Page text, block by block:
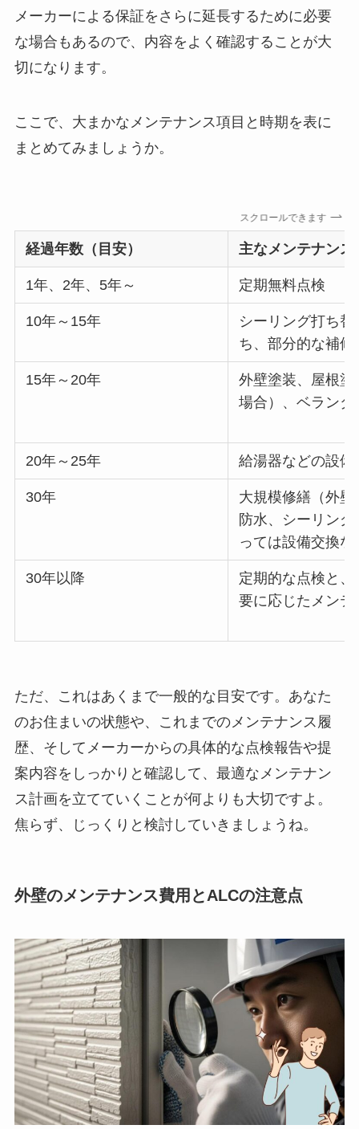
メーカーによる保証をさらに延長するために必要
な場合もあるので、内容をよく確認することが大
切になります。
ここで、大まかなメンテナンス項目と時期を表に
まとめてみましょうか。
スクロールできます
経過年数（目安） 主なメンテナンス
1年、2年、5年～ 定期無料点検
10年～15年
シーリング打ち
ち、部分的な補修
15年～20年
外壁塗装、屋根塗
場合）、ベランダ
20年～25年 給湯器などの設備
30年
大規模修繕（外壁
防水、シーリン
っては設備交換な
30年以降
定期的な点検と、
要に応じたメンテ
ただ、これはあくまで一般的な目安です。あなた
のお住まいの状態や、これまでのメンテナンス履
歴、そしてメーカーからの具体的な点検報告や提
案内容をしっかりと確認して、最適なメンテナン
ス計画を立てていくことが何よりも大切ですよ。
焦らず、じっくりと検討していきましょうね。
外壁のメンテナンス費用とALCの注意点